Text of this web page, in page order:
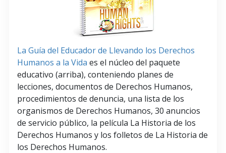
La Guía del Educador de Llevando los Derechos
Humanos a la Vida es el núcleo del paquete
educativo (arriba), conteniendo planes de
lecciones, documentos de Derechos Humanos,
procedimientos de denuncia, una lista de los
organismos de Derechos Humanos, 30 anuncios
de servicio público, la película La Historia de los
Derechos Humanos y los folletos de La Historia de
los Derechos Humanos.